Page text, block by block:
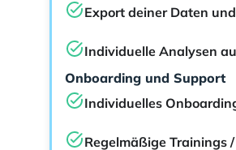
Export deiner Daten
Individuelle Analysen
Onboarding und Support
Individuelles
Regelmäßige Trainings